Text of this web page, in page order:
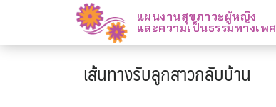
แผนงานสุขภาวะผู้หญิง
และความเป็นธรรมทางเพศ
เส้นทางรับลูกสาวกลับบ้าน